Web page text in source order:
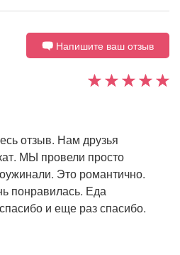
Напишите ваш отзыв
отзыв. Нам друзья
МЫ провели просто
Это романтично.
понравилась. Еда
и еще раз спасибо.